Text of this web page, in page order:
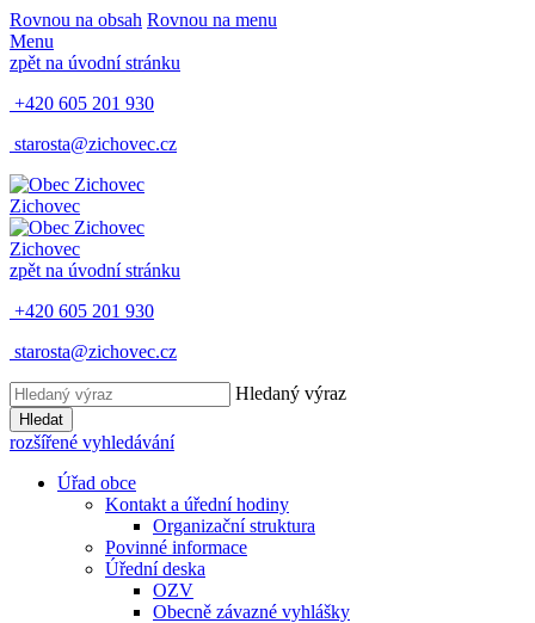
Rovnou na obsah Rovnou na menu
Menu
zpět na úvodní stránku
+420 605 201 930
starosta@zichovec.cz
Zichovec
Zichovec
zpět na úvodní stránku
+420 605 201 930
starosta@zichovec.cz
Hledaný výraz
Hledat
rozšířené vyhledávání
Úřad obce
Kontakt a úřední hodiny
Organizační struktura
Povinné informace
Úřední deska
OZV
Obecně závazné vyhlášky